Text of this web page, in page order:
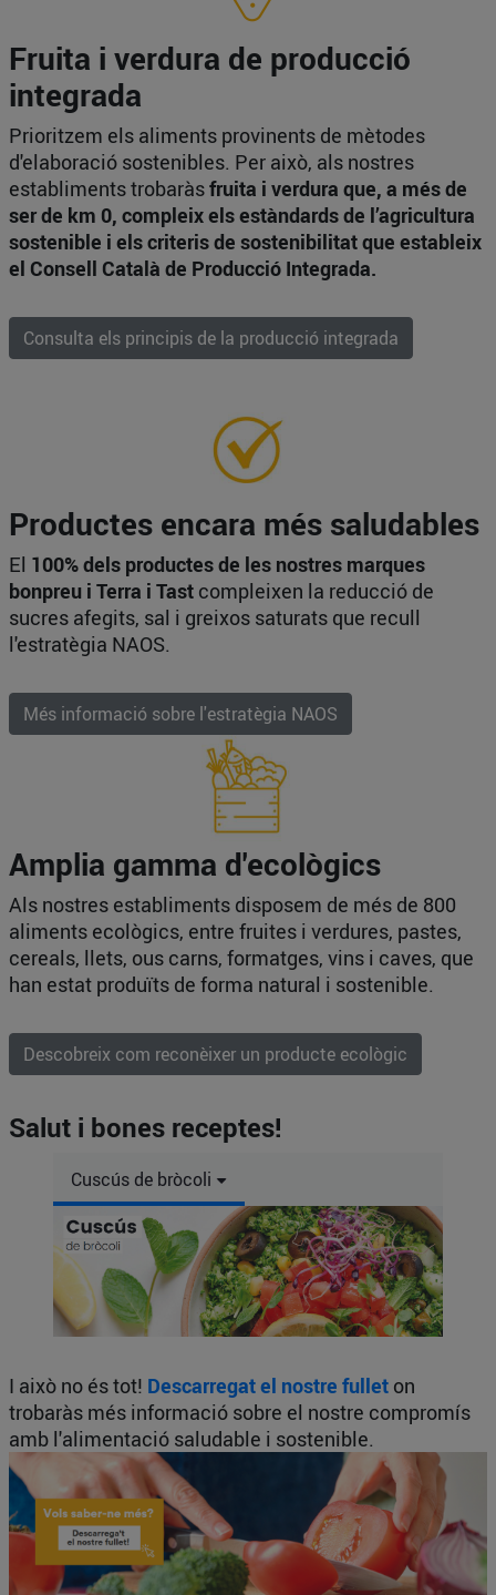
Fruita i verdura de producció
integrada
Prioritzem els aliments provinents de mètodes
d'elaboració sostenibles. Per això, als nostres
establiments trobaràsfruita i verdura que, a més de
ser de km 0, compleix els estàndards de l’agricultura
sostenible i els criteris de sostenibilitat que estableix
el Consell Català de Producció Integrada.
Consulta els principis de la producció integrada
Productes encara més saludables
El 100% dels productes de les nostres marques
bonpreu i Terra i Tast compleixen la reducció de
sucres afegits, sal i greixos saturats que recull
l'estratègia NAOS.
Més informació sobre l'estratègia NAOS
Amplia gamma d'ecològics
Als nostres establiments disposem de més de 800
aliments ecològics, entre fruites i verdures, pastes,
cereals, llets, ous carns, formatges, vins i caves, que
han estat produïts de forma natural i sostenible.
Descobreix com reconèixer un producte ecològic
Salut i bones receptes!
Cuscús de bròcoli
I això no és tot! Descarregat el nostre fullet on
trobaràs més informació sobre el nostre compromís
amb l'alimentació saludable i sostenible.